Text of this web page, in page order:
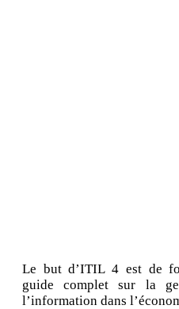
Le but d’ITIL 4 est de
guide complet sur la
l’information dans